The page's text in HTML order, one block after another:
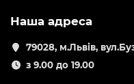
Наша адреса
79028, м.Львів,
з 9.00 до 19.00